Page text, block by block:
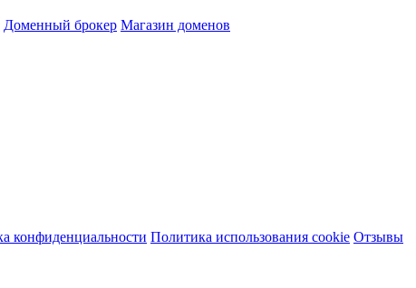
Доменный брокер Магазин доменов
конфиденциальности Политика использования cookie Отзывы